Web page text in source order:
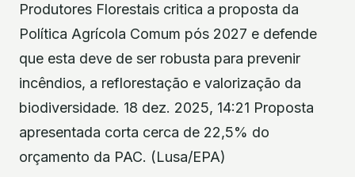
Produtores Florestais critica a proposta da
Política Agrícola Comum pós 2027 e defende
que esta deve de ser robusta para prevenir
incêndios, a reflorestação e valorização da
biodiversidade. 18 dez. 2025, 14:21 Proposta
apresentada corta cerca de 22,5% do
orçamento da PAC. (Lusa/EPA)